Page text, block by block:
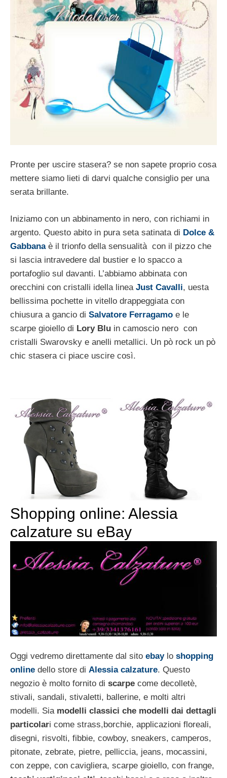
Pronte per uscire stasera? se non sapete proprio cosa
mettere siamo lieti di darvi qualche consiglio per una
serata brillante.
Iniziamo con un abbinamento in nero, con richiami in
argento. Questo abito in pura seta satinata di Dolce &
Gabbanaè il trionfo della sensualità con il pizzo che
si lascia intravedere dal bustier e lo spacco a
portafoglio sul davanti. L’abbiamo abbinata con
orecchini con cristalli idella linea Just Cavalli, uesta
bellissima pochette in vitello drappeggiata con
chiusura a gancio di Salvatore Ferragamo e le
scarpe gioiello di Lory Blu in camoscio nero con
cristalli Swarovsky e anelli metallici. Un pò rock un pò
chic stasera ci piace uscire così.
Shopping online: Alessia
calzature su eBay
Oggi vedremo direttamente dal sito ebaylo shopping
online dello store di Alessia calzature. Questo
negozio è molto fornito di scarpe come decolletè,
stivali, sandali, stivaletti, ballerine, e molti altri
modelli. Siamodelli classici che modelli dai dettagli
particolari come strass,borchie, applicazioni floreali,
disegni, risvolti, fibbie, cowboy, sneakers, camperos,
pitonate, zebrate, pietre, pelliccia, jeans, mocassini,
con zeppe, con cavigliera, scarpe gioiello, con frange,